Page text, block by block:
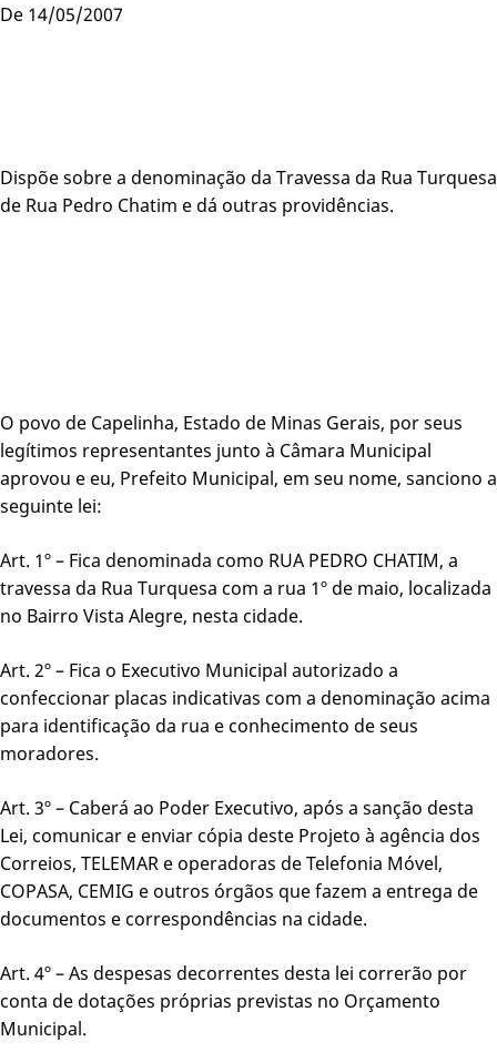
De 14/05/2007
Dispõe sobre a denominação da Travessa da Rua Turquesa
de Rua Pedro Chatim e dá outras providências.
O povo de Capelinha, Estado de Minas Gerais, por seus
legítimos representantes junto à Câmara Municipal
aprovou e eu, Prefeito Municipal, em seu nome, sanciono a
seguinte lei:
Art. 1º – Fica denominada como RUA PEDRO CHATIM, a
travessa da Rua Turquesa com a rua 1º de maio, localizada
no Bairro Vista Alegre, nesta cidade.
Art. 2º – Fica o Executivo Municipal autorizado a
confeccionar placas indicativas com a denominação acima
para identificação da rua e conhecimento de seus
moradores.
Art. 3º – Caberá ao Poder Executivo, após a sanção desta
Lei, comunicar e enviar cópia deste Projeto à agência dos
Correios, TELEMAR e operadoras de Telefonia Móvel,
COPASA, CEMIG e outros órgãos que fazem a entrega de
documentos e correspondências na cidade.
Art. 4º – As despesas decorrentes desta lei correrão por
conta de dotações próprias previstas no Orçamento
Municipal.